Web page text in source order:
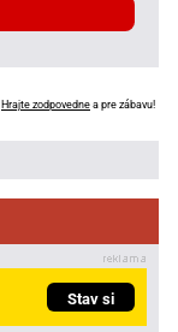
Hrajte zodpovedne a pre zábavu!
Stav si